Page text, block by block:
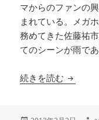
マからのファンの
まれている。メガ
務めてきた佐藤祐
てのシーンが雨であ
続きを読む 雨の演